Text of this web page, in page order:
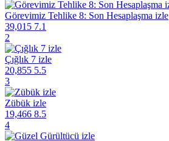
Görevimiz Tehlike 8: Son Hesaplaşma izle
39,015 7.1
2
Çığlık 7 izle
20,855 5.5
3
Zübük izle
19,466 8.5
4